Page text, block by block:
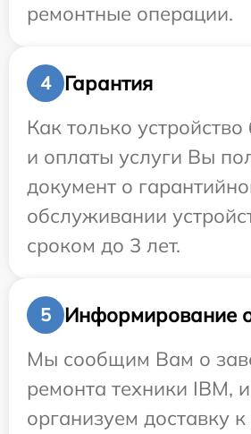
ремонтные операции.
4
Гарантия
Как только устройство
и оплаты услуги Вы
документ о
обслуживании
сроком до 3 лет.
5
Информирование о
Мы сообщим Вам о
ремонта техники IBM,
организуем доставку